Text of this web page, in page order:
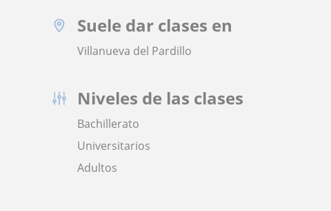
Suele dar clases en
Villanueva del Pardillo
Niveles de las clases
Bachillerato
Universitarios
Adultos